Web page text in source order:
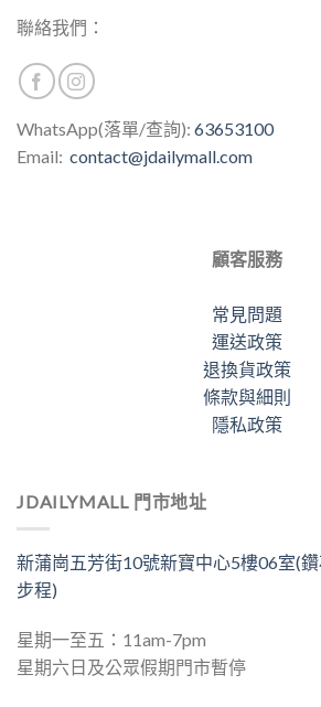
聯絡我們：
WhatsApp(落單/查詢): 63653100
Email: contact@jdailymall.com
顧客服務
常見問題
運送政策
退換貨政策
條款與細則
隱私政策
JDAILYMALL 門市地址
新蒲崗五芳街10號新寶中心5樓06室(
步程)
星期一至五：11am-7pm
星期六日及公眾假期門市暫停